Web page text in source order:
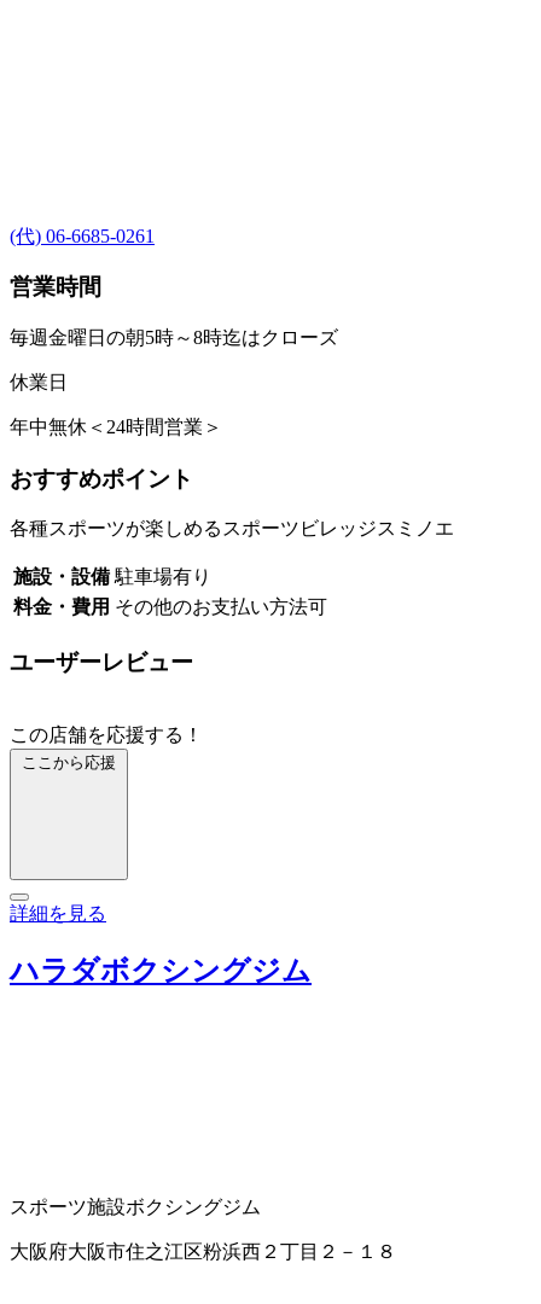
(代) 06-6685-0261
営業時間
毎週金曜日の朝5時～8時迄はクローズ
休業日
年中無休＜24時間営業＞
おすすめポイント
各種スポーツが楽しめるスポーツビレッジスミノエ
施設・設備 駐車場有り
料金・費用 その他のお支払い方法可
ユーザーレビュー
この店舗を応援する！
ここから応援
詳細を見る
ハラダボクシングジム
スポーツ施設ボクシングジム
大阪府大阪市住之江区粉浜西２丁目２－１８